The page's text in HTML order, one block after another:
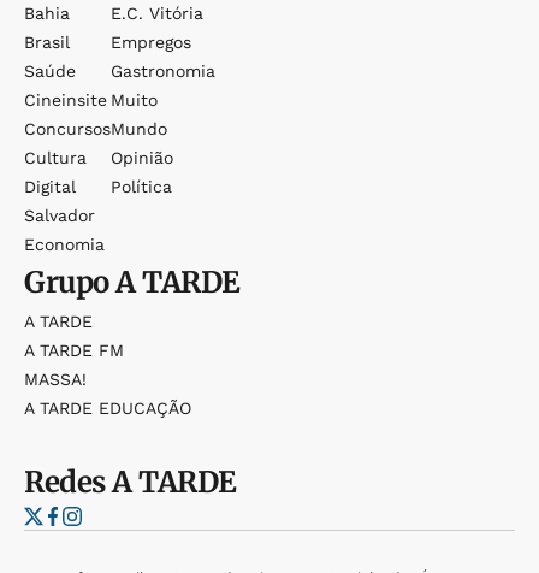
Bahia
Brasil
Saúde
Cineinsite
Concursos
Cultura
Digital
Salvador
Economia
E.c. Vitória
Empregos
Gastronomia
Muito
Mundo
Opinião
Política
GrupoA TARDE
A TARDE
A TARDE FM
MASSA!
A TARDE EDUCAÇÃO
RedesA TARDE